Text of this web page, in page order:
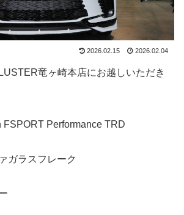
2026.02.15 2026.02.04
竜ヶ崎本店にお越しいただき
FSPORT Performance TRD
ガラスフレーク